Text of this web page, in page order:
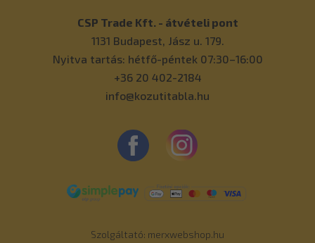
CSP Trade Kft. - átvételi pont
1131 Budapest, Jász u. 179.
Nyitva tartás: hétfő-péntek 07:30–16:00
+36 20 402-2184
info@kozutitabla.hu
Szolgáltató: merxwebshop.hu